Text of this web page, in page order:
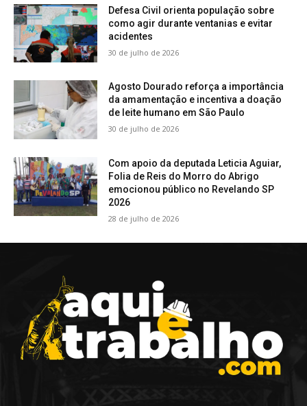
Defesa Civil orienta população sobre
como agir durante ventanias e evitar
acidentes
30 de julho de 2026
Agosto Dourado reforça a importância
da amamentação e incentiva a doação
de leite humano em São Paulo
30 de julho de 2026
Com apoio da deputada Leticia Aguiar,
Folia de Reis do Morro do Abrigo
emocionou público no Revelando SP
2026
28 de julho de 2026